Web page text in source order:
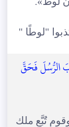
"لوطًا "
الرُّسُلَ فَحَقَّ
تُبَّعٍ ملك